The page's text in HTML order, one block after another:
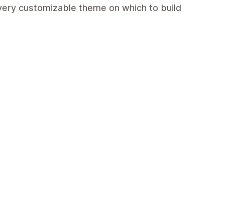
customizable theme on which to build